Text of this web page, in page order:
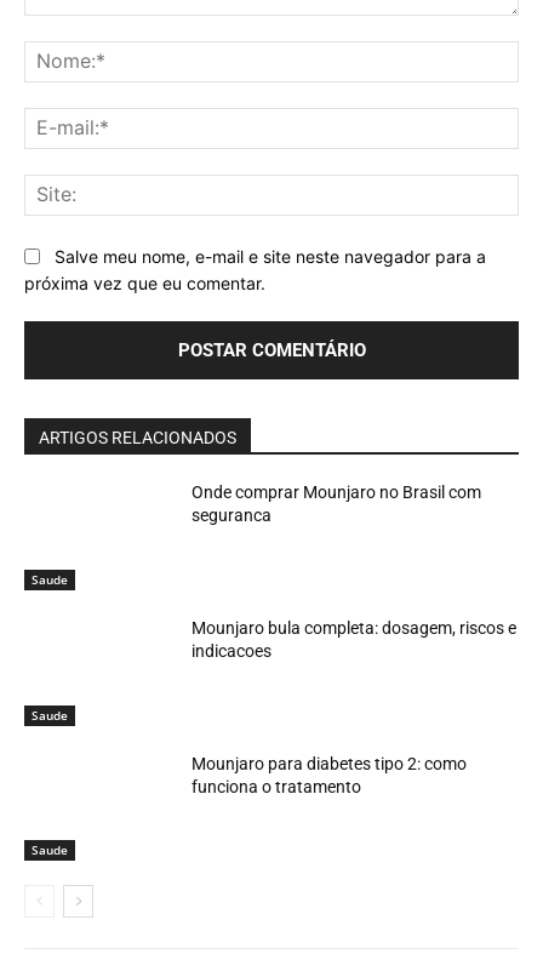
Salve meu nome, e-mail e site neste navegador para a
próxima vez que eu comentar.
ARTIGOS RELACIONADOS
Saude
Onde comprar Mounjaro no Brasil com
seguranca
Saude
Mounjaro bula completa: dosagem, riscos e
indicacoes
Saude
Mounjaro para diabetes tipo 2: como
funciona o tratamento